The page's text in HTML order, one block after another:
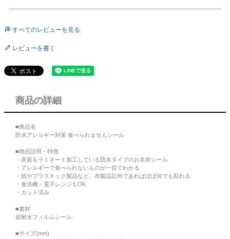
すべてのレビューを見る
レビューを書く
商品の詳細
■商品名
防水アレルギー対策 食べられませんシール
■商品説明・特徴
・表面をラミネート加工している防水タイプのお名前シール
・アレルギーで食べられないものが一目でわかる
・紙やプラスチック製品など、布製品以外であればほぼ何でも貼れる
・食洗機・電子レンジもOK
・カット済み
■素材
超耐水フィルムシール
■サイズ(mm)